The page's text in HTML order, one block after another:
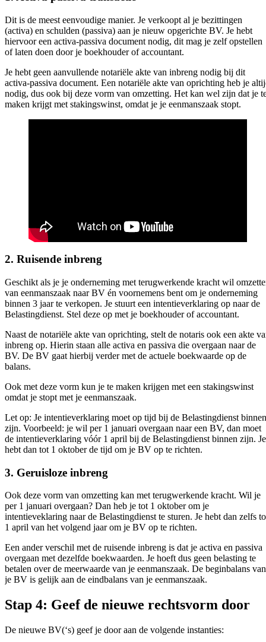
Dit is de meest eenvoudige manier. Je verkoopt al je bezittingen
(activa) en schulden (passiva) aan je nieuw opgerichte BV. Je hebt
hiervoor een activa-passiva document nodig, dit mag je zelf opstellen
of laten doen door je boekhouder of accountant.
Je hebt geen aanvullende notariële akte van inbreng nodig bij dit
activa-passiva document. Een notariële akte van oprichting heb je
nodig, dus ook bij deze vorm van omzetting. Het kan wel zijn dat je
maken krijgt met stakingswinst, omdat je je eenmanszaak stopt.
2. Ruisende inbreng
Geschikt als je je onderneming met terugwerkende kracht wil
van eenmanszaak naar BV én voornemens bent om je onderneming
binnen 3 jaar te verkopen. Je stuurt een intentieverklaring op naar de
Belastingdienst. Stel deze op met je boekhouder of accountant.
Naast de notariële akte van oprichting, stelt de notaris ook een akte
inbreng op. Hierin staan alle activa en passiva die overgaan naar de
BV. De BV gaat hierbij verder met de actuele boekwaarde op de
balans.
Ook met deze vorm kun je te maken krijgen met een stakingswinst
omdat je stopt met je eenmanszaak.
Let op: Je intentieverklaring moet op tijd bij de Belastingdienst binnen
zijn. Voorbeeld: je wil per 1 januari overgaan naar een BV, dan moet
de intentieverklaring vóór 1 april bij de Belastingdienst binnen zijn. Je
hebt dan tot 1 oktober de tijd om je BV op te richten.
3. Geruisloze inbreng
Ook deze vorm van omzetting kan met terugwerkende kracht. Wil je
per 1 januari overgaan? Dan heb je tot 1 oktober om je
intentieveklaring naar de Belastingdienst te sturen. Je hebt dan zelfs
1 april van het volgend jaar om je BV op te richten.
Een ander verschil met de ruisende inbreng is dat je activa en passiva
overgaan met dezelfde boekwaarden. Je hoeft dus geen belasting te
betalen over de meerwaarde van je eenmanszaak. De beginbalans van
je BV is gelijk aan de eindbalans van je eenmanszaak.
Stap 4: Geef de nieuwe rechtsvorm door
De nieuwe BV(‘s) geef je door aan de volgende instanties: